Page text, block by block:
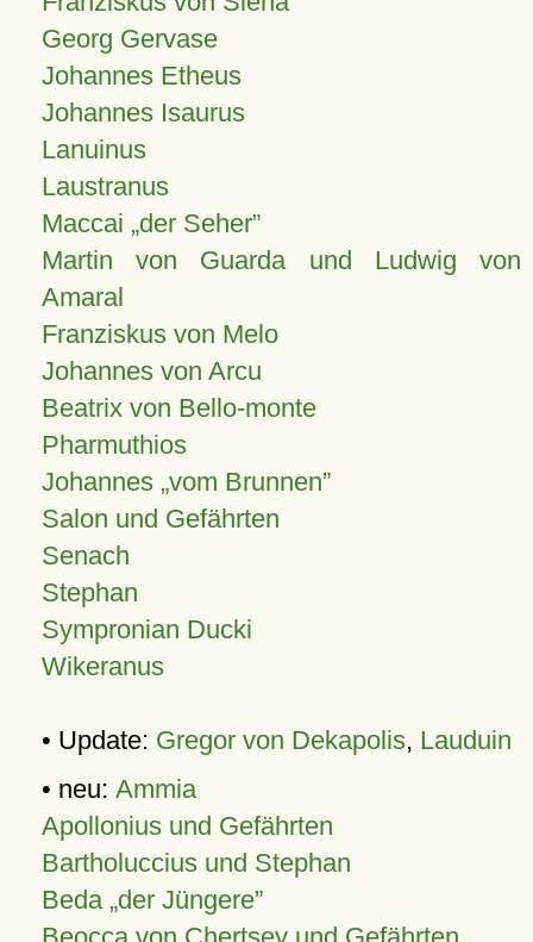
Georg Gervase
Johannes Etheus
Johannes Isaurus
Lanuinus
Laustranus
Maccai „der Seher”
Martin von Guarda und Ludwig von
Amaral
Franziskus von Melo
Johannes von Arcu
Beatrix von Bello-monte
Pharmuthios
Johannes vom Brunnen
Salon und Gefährten
Senach
Stephan
Sympronian Ducki
Wikeranus
• Update: Gregor von Dekapolis, Lauduin
• neu: Ammia
Apollonius und Gefährten
Bartholuccius und Stephan
Beda „der Jüngere”